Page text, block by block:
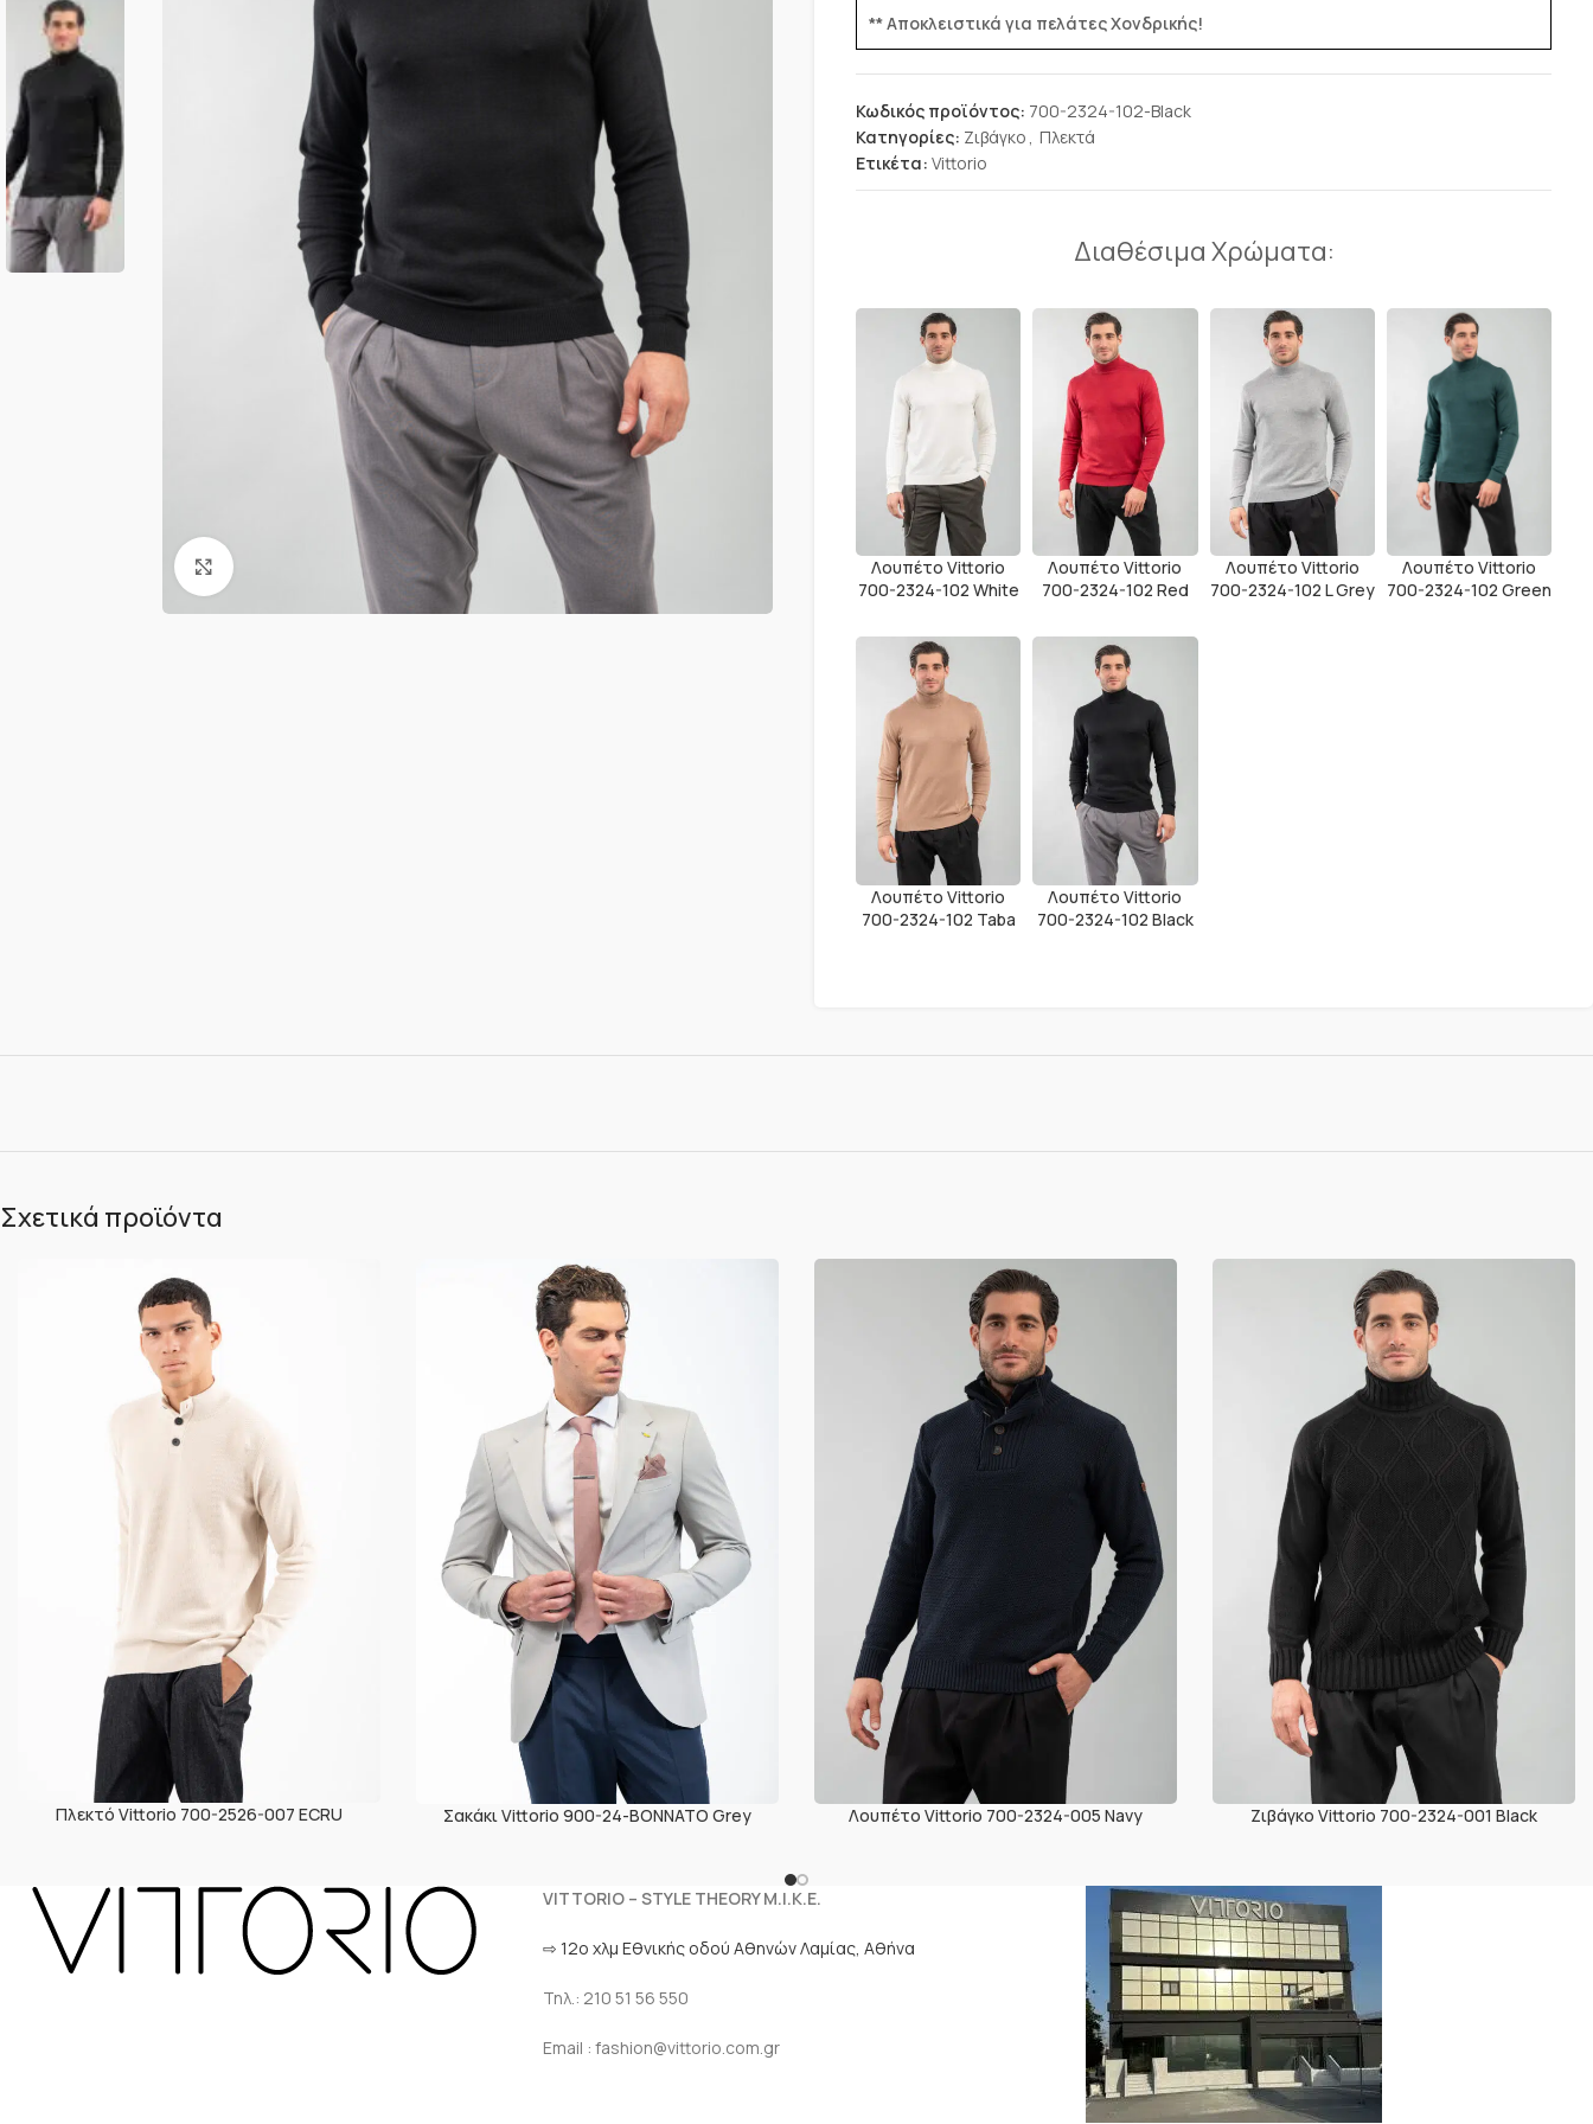
Κλικ για μεγέθυνση
** Αποκλειστικά για πελάτες Χονδρικής!
Κωδικός προϊόντος: 700-2324-102-Black
Κατηγορίες: Ζιβάγκο , Πλεκτά
Ετικέτα: Vittorio
Διαθέσιμα Χρώματα:
Λουπέτο Vittorio
700-2324-102 White
Λουπέτο Vittorio
700-2324-102 Red
Λουπέτο Vittorio
700-2324-102 L Grey
Λουπέτο Vittorio
700-2324-102 Green
Λουπέτο Vittorio
700-2324-102 Taba
Λουπέτο Vittorio
700-2324-102 Black
Σχετικά προϊόντα
Πλεκτό Vittorio 700-2526-007 ECRU Σακάκι Vittorio 900-24-BONNATO Grey Λουπέτο Vittorio 700-2324-005 Navy Ζιβάγκο Vittorio 700-2324-001 Black
VITTORIO – STYLE THEORY M.I.K.E.
⇨ 12ο χλμ Eθνικής οδού Αθηνών Λαμίας, Αθήνα
Τηλ.: 210 51 56 550
Email : fashion@vittorio.com.gr